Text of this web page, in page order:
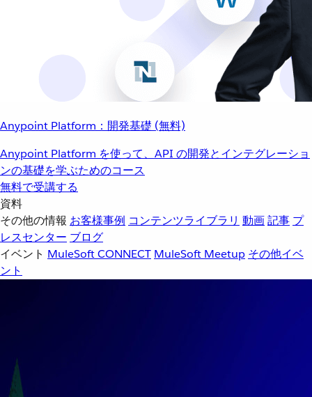
Anypoint Platform：開発基礎 (無料)
Anypoint Platform を使って、API の開発とインテグレーショ
ンの基礎を学ぶためのコース
無料で受講する
資料
その他の情報 お客様事例 コンテンツライブラリ 動画記事 プ
レスセンター ブログ
イベント MuleSoft CONNECT MuleSoft Meetup その他イベ
ント